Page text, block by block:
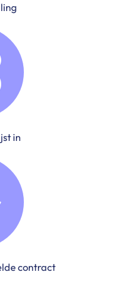
in
contract